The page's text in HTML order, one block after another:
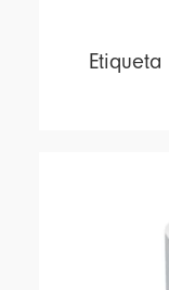
Etiqueta